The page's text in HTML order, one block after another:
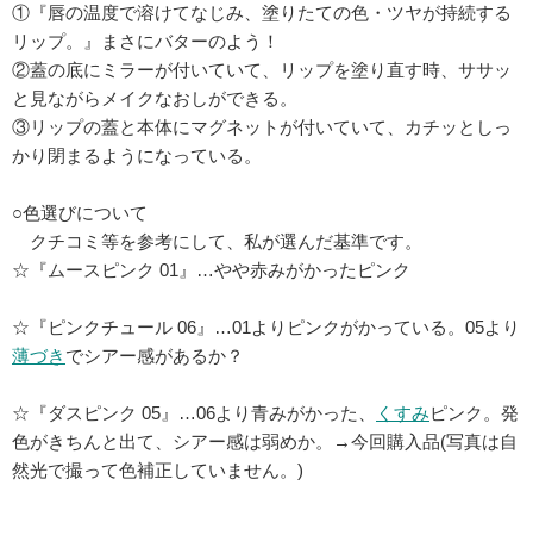
①『唇の温度で溶けてなじみ、塗りたての色・ツヤが持続する
リップ。』まさにバターのよう！
②蓋の底にミラーが付いていて、リップを塗り直す時、ササッ
と見ながらメイクなおしができる。
③リップの蓋と本体にマグネットが付いていて、カチッとしっ
かり閉まるようになっている。
○色選びについて
クチコミ等を参考にして、私が選んだ基準です。
☆『ムースピンク 01』…やや赤みがかったピンク
☆『ピンクチュール 06』…01よりピンクがかっている。05より
薄づき でシアー感があるか？
☆『ダスピンク 05』…06より青みがかった、 くすみピンク。発
色がきちんと出て、シアー感は弱めか。→今回購入品(写真は自
然光で撮って色補正していません。)